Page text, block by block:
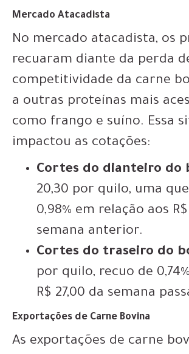
Mercado Atacadista
No mercado atacadista, os
recuaram diante da perda
competitividade da carne
a outras proteínas mais
como frango e suíno. Essa
impactou as cotações:
Cortes do dianteiro do
20,30 por quilo, uma
0,98% em relação aos
semana anterior.
Cortes do traseiro do
por quilo, recuo de
R$ 27,00 da semana
Exportações de Carne Bovina
As exportações de carne